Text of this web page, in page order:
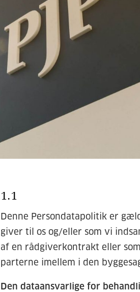
1.1
Denne Persondatapolitik er
giver til os og/eller som vi
af en rådgiverkontrakt eller
parterne imellem i den
Den dataansvarlige for